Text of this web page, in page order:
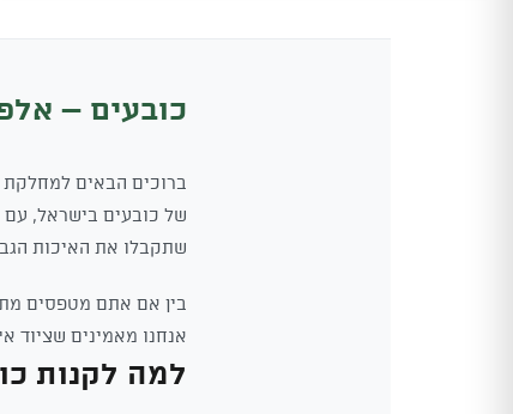
כובעים –
ברוכים הבאים למחלקת
שתקבלו את האיכות
בין אם אתם מטפסים
אנחנו מאמינים שציוד
למה לקנות